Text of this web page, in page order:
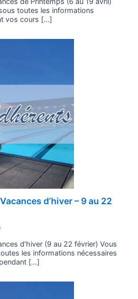
toutes les informations
vos cours […]
d’hiver – 9 au 22
d’hiver (9 au 22 février) Vous
les informations nécessaires
[…]